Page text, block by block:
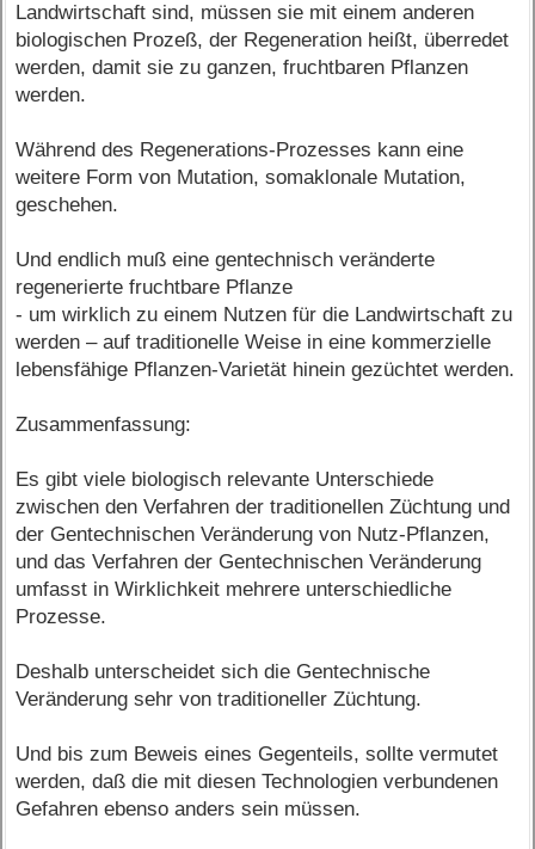
Landwirtschaft sind, müssen sie mit einem anderen
biologischen Prozeß, der Regeneration heißt, überredet
werden, damit sie zu ganzen, fruchtbaren Pflanzen
werden.
Während des Regenerations-Prozesses kann eine
weitere Form von Mutation, somaklonale Mutation,
geschehen.
Und endlich muß eine gentechnisch veränderte
regenerierte fruchtbare Pflanze
- um wirklich zu einem Nutzen für die Landwirtschaft zu
werden – auf traditionelle Weise in eine kommerzielle
lebensfähige Pflanzen-Varietät hinein gezüchtet werden.
Zusammenfassung:
Es gibt viele biologisch relevante Unterschiede
zwischen den Verfahren der traditionellen Züchtung und
der Gentechnischen Veränderung von Nutz-Pflanzen,
und das Verfahren der Gentechnischen Veränderung
umfasst in Wirklichkeit mehrere unterschiedliche
Prozesse.
Deshalb unterscheidet sich die Gentechnische
Veränderung sehr von traditioneller Züchtung.
Und bis zum Beweis eines Gegenteils, sollte vermutet
werden, daß die mit diesen Technologien verbundenen
Gefahren ebenso anders sein müssen.